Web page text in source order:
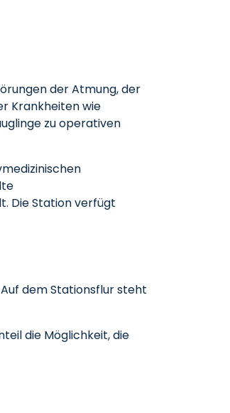
der Atmung, der
Krankheiten wie
zu operativen
Die Station verfügt
dem Stationsflur steht
die Möglichkeit, die